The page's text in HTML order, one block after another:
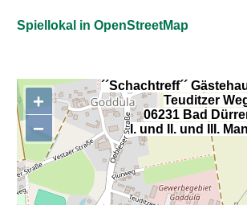
Spiellokal in OpenStreetMap
+
−
´´Schachtreff´´
Teuditzer
06231 Bad
I. und II. und III.
,